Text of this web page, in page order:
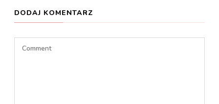
DODAJ KOMENTARZ